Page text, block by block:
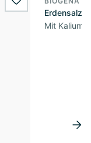
wishlist.add
Erdensalz®
Mit Kalium,